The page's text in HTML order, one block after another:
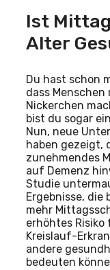
Ist
Alter
Du hast schon
dass
Nickerchen
bist du sogar
Nun, neue
haben gezeigt,
zunehmendes
auf Demenz
Studie
Ergebnisse, die
mehr
erhöhtes Risiko
Kreislauf-
andere
bedeuten